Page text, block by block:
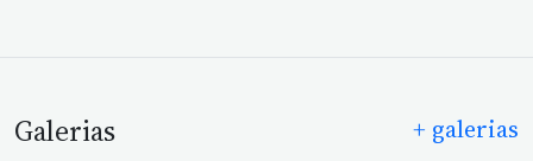
Galerias + galerias